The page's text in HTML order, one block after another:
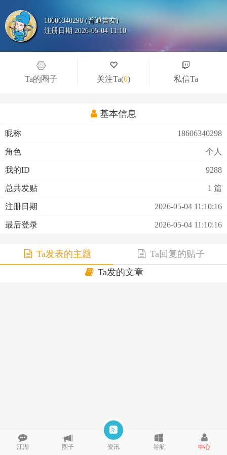
18606340298 (普通書友)
注册日期 2026-05-04 11:10
Ta的圈子 关注Ta(0) 私信Ta
基本信息
昵称 18606340298
角色 个人
我的ID 9288
总共发贴 1 篇
注册日期 2026-05-04 11:10:16
最后登录 2026-05-04 11:10:16
Ta发表的主题
Ta回复的贴子
Ta发的文章
江湖 圈子 资讯 导航 中心